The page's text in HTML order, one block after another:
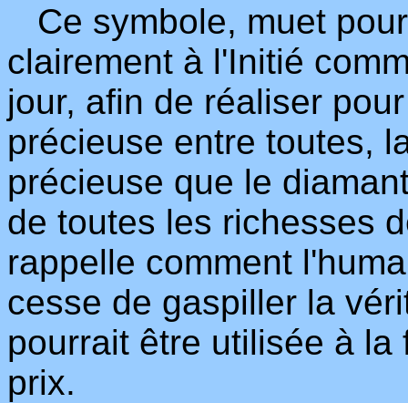
Ce symbole, muet
clairement à l'Initié
jour, afin de réaliser
précieuse entre toutes,
précieuse que le
de toutes les richesses
rappelle comment
cesse de gaspiller la
pourrait être utilisée à
prix.